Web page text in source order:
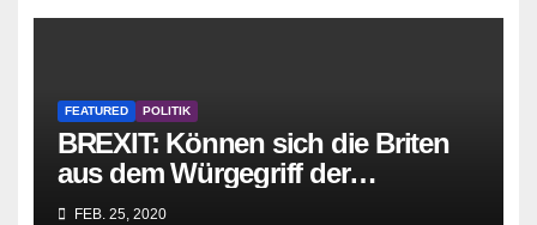
FEATURED POLITIK
BREXIT: Können sich die Briten
aus dem Würgegriff der
parasitären EU-Mafia befreien?
FEB. 25, 2020